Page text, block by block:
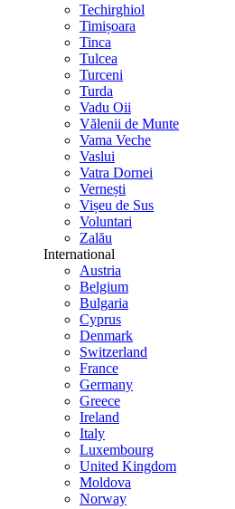
Techirghiol
Timișoara
Tinca
Tulcea
Turceni
Turda
Vadu Oii
Vălenii de Munte
Vama Veche
Vaslui
Vatra Dornei
Vernești
Vișeu de Sus
Voluntari
Zalău
International
Austria
Belgium
Bulgaria
Cyprus
Denmark
Switzerland
France
Germany
Greece
Ireland
Italy
Luxembourg
United Kingdom
Moldova
Norway